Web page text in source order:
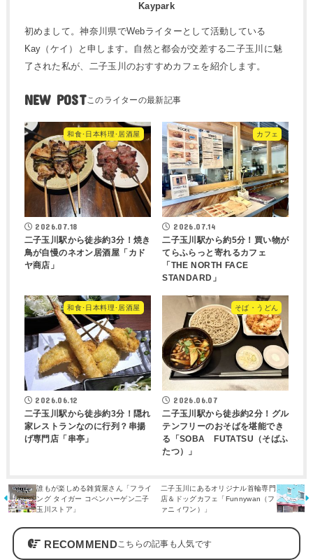
Kaypark
初めまして。神奈川県でWebライターとして活動している
Kay（ケイ）と申します。自然と都会が交差する二子玉川に魅
了された私が、二子玉川のおすすめカフェを紹介します。
NEW POST
和食･日本料理･居酒屋
2026.07.18
二子玉川駅から徒歩約3分！焼き
鳥が自慢のネオン居酒屋「カド
ヤ商店」
カフェ
2026.07.14
二子玉川駅から約5分！買い物が
てらふらっと寄れるカフェ
「THE NORTH FACE
STANDARD」
和食･日本料理･居酒屋
2026.06.12
二子玉川駅から徒歩約3分！隠れ
家レストランなのに行列？串揚
げ専門店「串亭」
そば・うどん
2026.06.07
二子玉川駅から徒歩約2分！グル
テンフリーのおそばを堪能でき
る「SOBA FUTATSU（そばふ
たつ）」
誰もが楽しめる雑貨屋さん「フライ
ング タイガー コペンハーゲン二子
玉川ストア」
二子玉川にあるオリジナル首輪専門
店＆ドッグカフェ「Funnywan（フ
ァニィワン）」
RECOMMEND